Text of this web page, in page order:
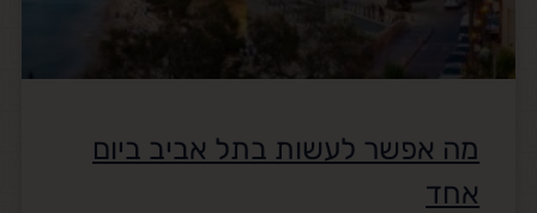
מה אפשר לעשות בתל אביב ביום
אחד